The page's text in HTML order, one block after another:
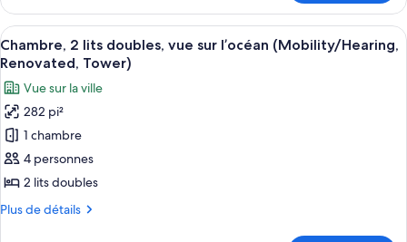
très
grand
lit,
en
coin
(Renovated,
Tower)
Suite,
très
grand
en
coin
(Renovated,
Tower)
Afficher
toutes
les
photos
pour
ce
type
de
chambre :
Une chambre d’hôtel avec deux lits,
5
Chambre, 2 lits doubles, vue sur l’océan (Mobility/Hearing,
Renovated, Tower)
Vue sur la ville
282 pi²
1 chambre
4 personnes
2 lits doubles
Plus de détails
Plus